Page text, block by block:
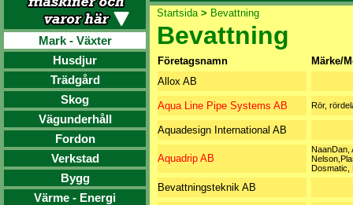
Mark - Växter
Husdjur
Trädgård
Skog
Vägunderhåll
Fordon
Verkstad
Bygg
Värme - Energi
Startsida> Bevattning
Bevattning
Företagsnamn
Märke/
Allox AB
Aqua Line Pipe Systems AB Rör,
Aquadesign International AB
Aquadrip AB
NaanDan,
Dosmatic,
Bevattningsteknik AB